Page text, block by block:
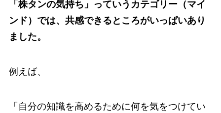
「株タンの気持ち」っていうカテゴリー（マイ
ンド）では、共感できるところがいっぱいあり
ました。
例えば、
「自分の知識を高めるために何を気をつけてい